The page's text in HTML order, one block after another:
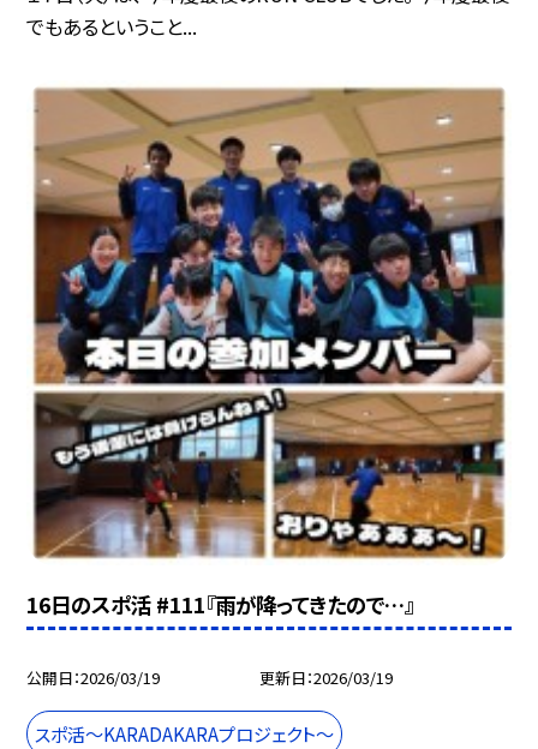
でもあるということ...
16日のスポ活 #111『雨が降ってきたので…』
公開日 2026/03/19 更新日 2026/03/19
スポ活～KARADAKARAプロジェクト～